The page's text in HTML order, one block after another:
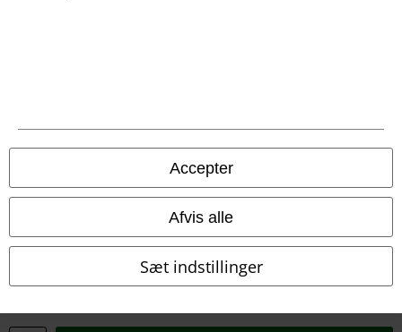
Accepter
Afvis alle
Sæt indstillinger
Alle priser er inkl. moms. Oplyst leveringstid er et estimat og ikke
garanteret.
© 1986-2026 E.M.P. Merchandising HGmbH